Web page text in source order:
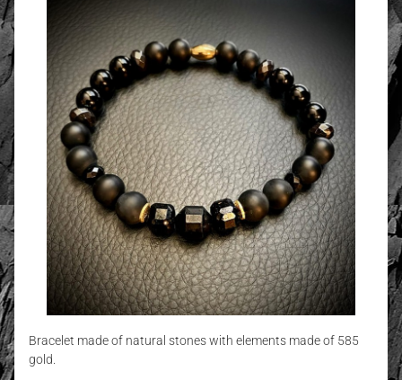
Bracelet made of natural stones with elements made of 585
gold.